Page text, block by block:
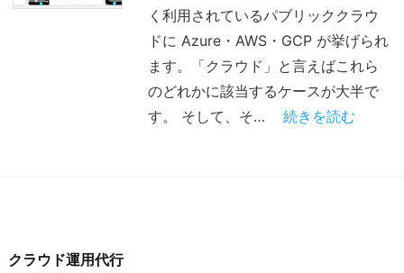
く利用されているパブリッククラウ
ドに Azure・AWS・GCP が挙げられ
ます。「クラウド」と言えばこれら
のどれかに該当するケースが大半で
す。 そして、そ…
続きを読む
クラウド運用代行